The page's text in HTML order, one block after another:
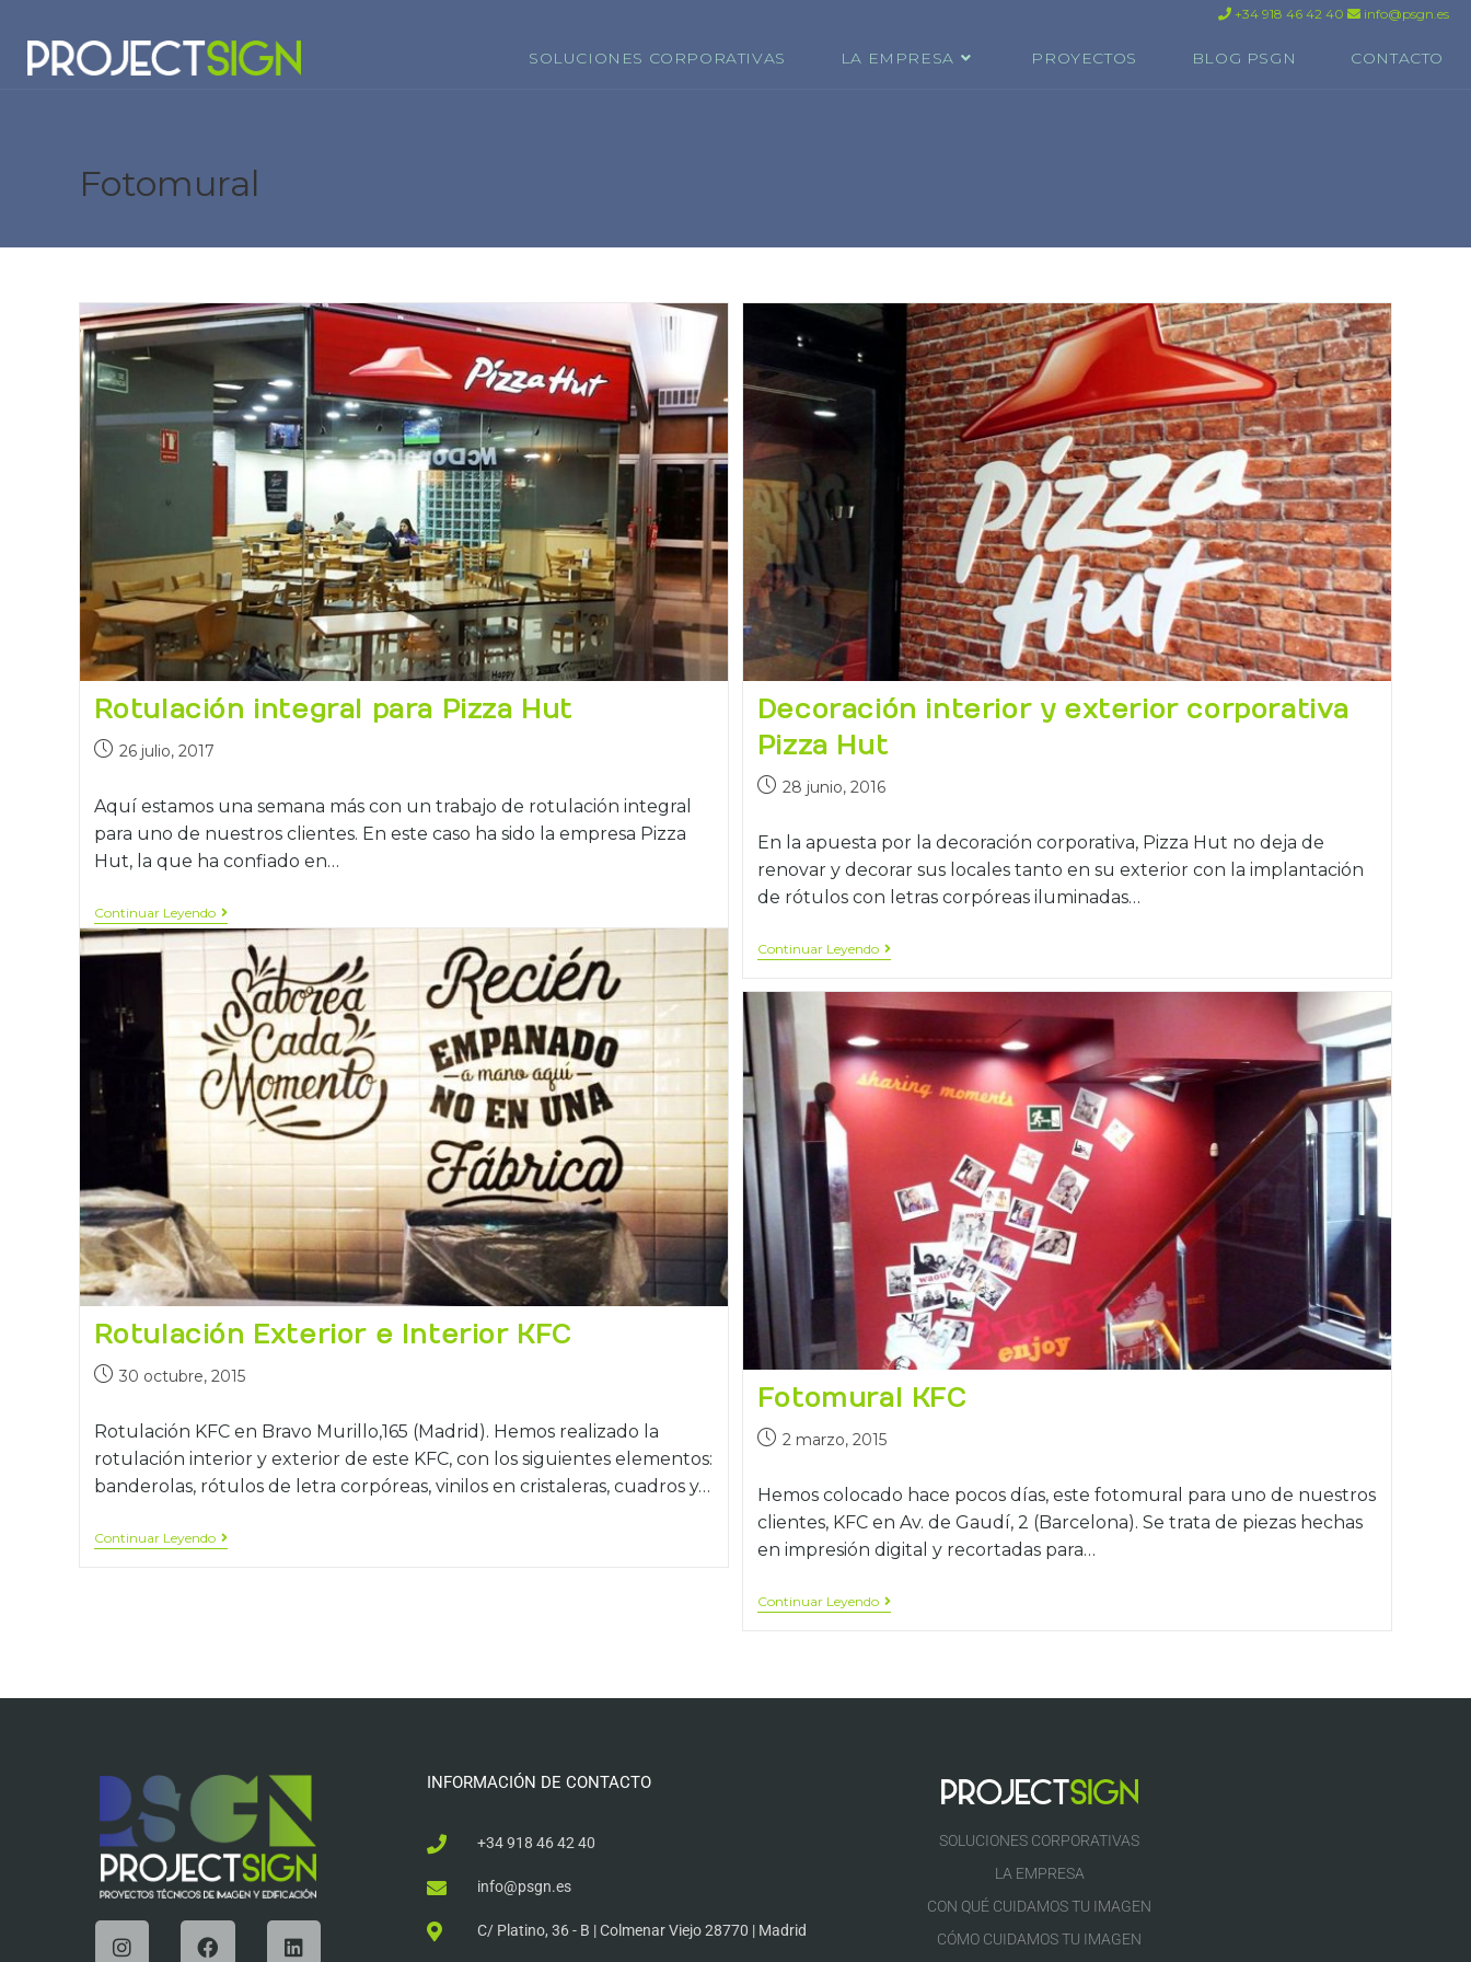
+34 918 46 42 40 info@psgn.es
SOLUCIONES CORPORATIVAS LA EMPRESA PROYECTOS BLOG PSGN CONTACTO
Fotomural
Rotulación integral para Pizza Hut
26 julio, 2017
Aquí estamos una semana más con un trabajo de rotulación integral
para uno de nuestros clientes. En este caso ha sido la empresa Pizza
Hut, la que ha confiado en…
Continuar Leyendo
Decoración interior y exterior corporativa
Pizza Hut
28 junio, 2016
En la apuesta por la decoración corporativa, Pizza Hut no deja de
renovar y decorar sus locales tanto en su exterior con la implantación
de rótulos con letras corpóreas iluminadas…
Continuar Leyendo
Rotulación Exterior e Interior KFC
30 octubre, 2015
Rotulación KFC en Bravo Murillo,165 (Madrid). Hemos realizado la
rotulación interior y exterior de este KFC, con los siguientes elementos:
banderolas, rótulos de letra corpóreas, vinilos en cristaleras, cuadros y…
Continuar Leyendo
Fotomural KFC
2 marzo, 2015
Hemos colocado hace pocos días, este fotomural para uno de nuestros
clientes, KFC en Av. de Gaudí, 2 (Barcelona). Se trata de piezas hechas
en impresión digital y recortadas para…
Continuar Leyendo
INFORMACIÓN DE CONTACTO
+34 918 46 42 40
info@psgn.es
C/ Platino, 36 - B | Colmenar Viejo 28770 | Madrid
SOLUCIONES CORPORATIVAS
LA EMPRESA
CON QUÉ CUIDAMOS TU IMAGEN
CÓMO CUIDAMOS TU IMAGEN